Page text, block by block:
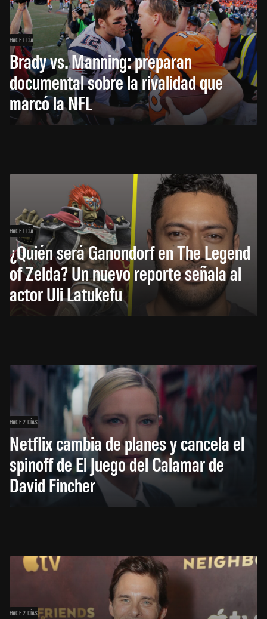
HACE 1 DÍA
Brady vs. Manning: preparan
documental sobre la rivalidad que
marcó la NFL
HACE 1 DÍA
¿Quién será Ganondorf en The Legend
of Zelda? Un nuevo reporte señala al
actor Uli Latukefu
HACE 2 DÍAS
Netflix cambia de planes y cancela el
spinoff de El Juego del Calamar de
David Fincher
HACE 2 DÍAS